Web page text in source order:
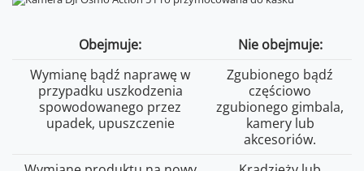
Obejmuje:
Nie obejmuje:
Wymianę bądź naprawę w
przypadku uszkodzenia
spowodowanego przez
upadek, upuszczenie
Zgubionego bądź
częściowo
zgubionego gimbala,
kamery lub
akcesoriów.